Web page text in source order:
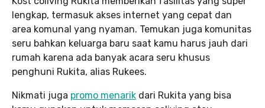
lengkap, termasuk akses internet yang cepat dan
area komunal yang nyaman. Temukan juga komunitas
seru bahkan keluarga baru saat kamu harus jauh dari
rumah karena ada banyak acara seru khusus
penghuni Rukita, alias Rukees.
Nikmati juga promo menarik dari Rukita yang bisa